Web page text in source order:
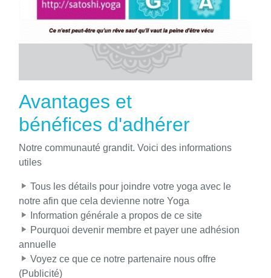
Avantages et
bénéfices d'adhérer
Notre communauté grandit. Voici des informations
utiles
Tous les détails pour joindre votre yoga avec le
notre afin que cela devienne notre Yoga
Information générale a propos de ce site
Pourquoi devenir membre et payer une adhésion
annuelle
Voyez ce que ce notre partenaire nous offre
(Publicité)